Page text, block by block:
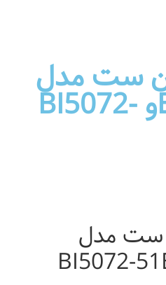
ست مدل
EU6092-56Eو BI5072-
ست مدل